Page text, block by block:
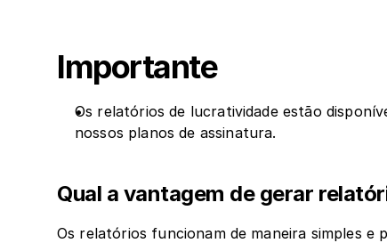
Importante
Os relatórios de lucratividade estão
nossos planos de assinatura.
Qual a vantagem de gerar
Os relatórios funcionam de maneira simples